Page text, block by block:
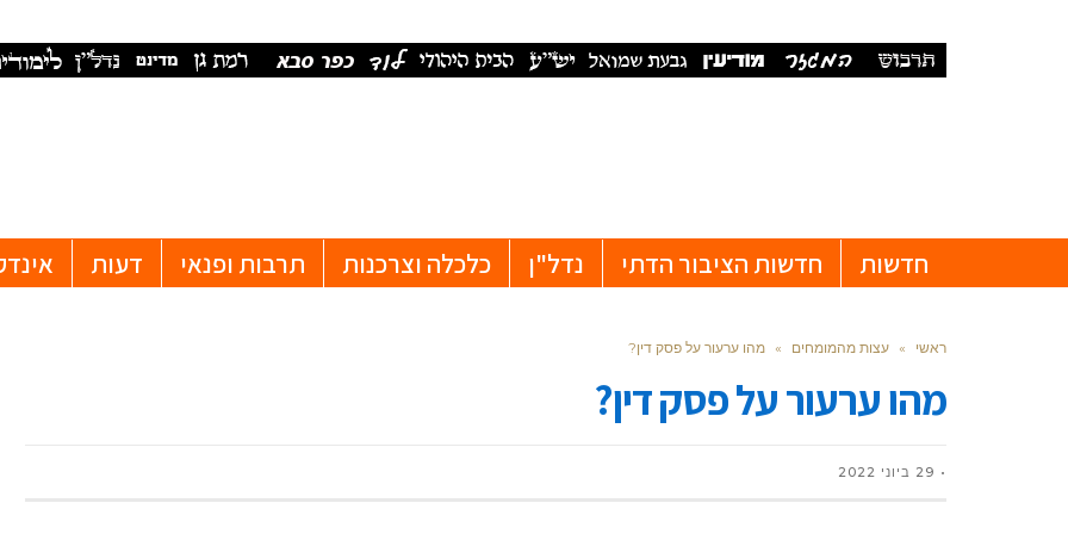
חדשות חדשות הציבור הדתי נדל"ן כלכלה וצרכנות תרבות ופנאי דעות
ראשי » עצות מהמומחים » מהו ערעור על פסק דין?
מהו ערעור על פסק דין?
29 ביוני 2022